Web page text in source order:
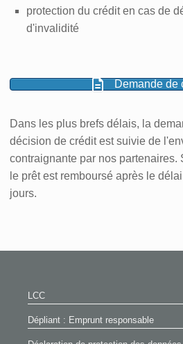
protection du crédit en cas de
d'invalidité
Demande de
Dans les plus brefs délais, la
décision de crédit est suivie de
contraignante par nos partenaires.
le prêt est remboursé après le
jours.
LCC
Dépliant : Emprunt responsable